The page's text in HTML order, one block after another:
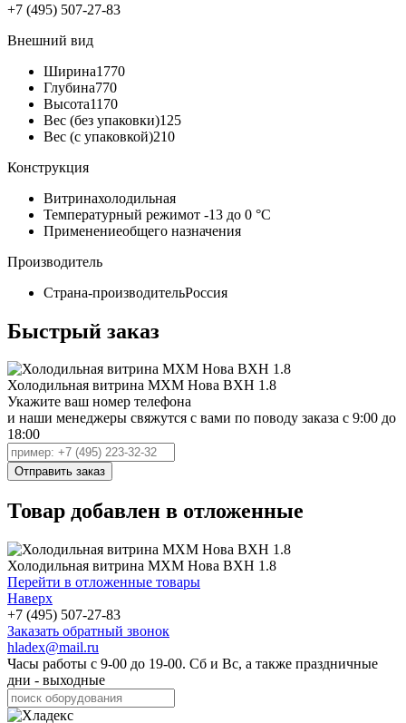
+7 (495) 507-27-83
Внешний вид
Ширина1770
Глубина770
Высота1170
Вес (без упаковки)125
Вес (с упаковкой)210
Конструкция
Витринахолодильная
Температурный режимот -13 до 0 °C
Применениеобщего назначения
Производитель
Страна-производительРоссия
Быстрый заказ
Холодильная витрина МХМ Нова ВХН 1.8
Укажите ваш номер телефона
и наши менеджеры свяжутся с вами по поводу заказа с 9:00 до
18:00
Товар добавлен в отложенные
Холодильная витрина МХМ Нова ВХН 1.8
Перейти в отложенные товары
Наверх
+7 (495) 507-27-83
Заказать обратный звонок
hladex@mail.ru
Часы работы с 9-00 до 19-00. Сб и Вс, а также праздничные
дни - выходные